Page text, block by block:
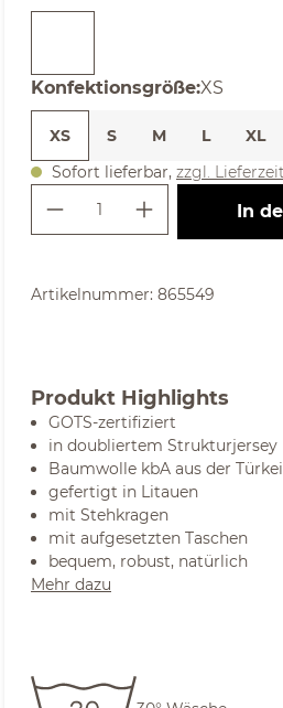
Konfektionsgröße:XS
XS S M L
XL
Sofort lieferbar, zzgl.
Produkt Anzahl:In
Artikelnummer: 865549
Produkt Highlights
GOTS-zertifiziert
in doubliertem Strukturjersey
Baumwolle kbA aus der Türkei
gefertigt in Litauen
mit Stehkragen
mit aufgesetzten Taschen
bequem, robust, natürlich
Mehr dazu